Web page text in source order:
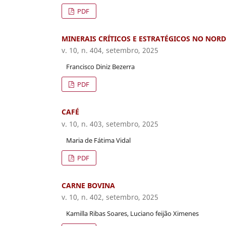
PDF
MINERAIS CRÍTICOS E ESTRATÉGICOS NO
v. 10, n. 404, setembro, 2025
Francisco Diniz Bezerra
PDF
CAFÉ
v. 10, n. 403, setembro, 2025
Maria de Fátima Vidal
PDF
CARNE BOVINA
v. 10, n. 402, setembro, 2025
Kamilla Ribas Soares, Luciano feijão Ximenes